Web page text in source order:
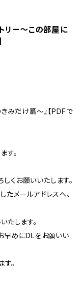
リー〜この部屋に
きみだけ篇～』【PDFで
す。
くお願いいたします。
たメールアドレスへ、
たします。
早めにDLをお願いい
。